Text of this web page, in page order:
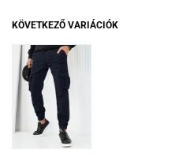
KÖVETKEZŐ VARIÁCIÓK